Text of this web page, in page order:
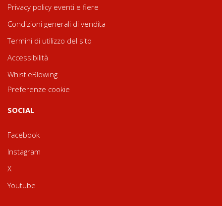
Privacy policy eventi e fiere
Condizioni generali di vendita
Termini di utilizzo del sito
Accessibilità
WhistleBlowing
Preferenze cookie
SOCIAL
Facebook
Instagram
X
Youtube